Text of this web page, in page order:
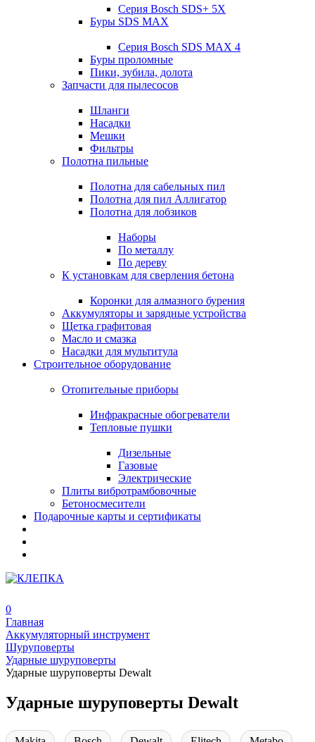
Серия Bosch SDS+ 5X
Буры SDS MAX
Серия Bosch SDS MAX 4
Буры проломные
Пики, зубила, долота
Запчасти для пылесосов
Шланги
Насадки
Мешки
Фильтры
Полотна пильные
Полотна для сабельных пил
Полотна для пил Аллигатор
Полотна для лобзиков
Наборы
По металлу
По дереву
К установкам для сверления бетона
Коронки для алмазного бурения
Аккумуляторы и зарядные устройства
Щетка графитовая
Масло и смазка
Насадки для мультитула
Строительное оборудование
Отопительные приборы
Инфракрасные обогреватели
Тепловые пушки
Дизельные
Газовые
Электрические
Плиты вибротрамбовочные
Бетоносмесители
Подарочные карты и сертификаты
0
Главная
Аккумуляторный инструмент
Шуруповерты
Ударные шуруповерты
Ударные шуруповерты Dewalt
Ударные шуруповерты Dewalt